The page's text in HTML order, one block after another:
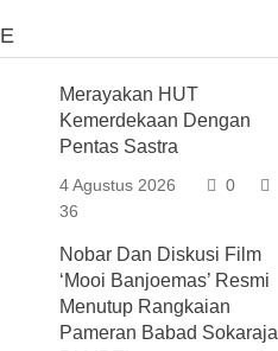
Merayakan HUT
Kemerdekaan Dengan
Pentas Sastra
4 Agustus 2026
0
36
Nobar Dan Diskusi Film
‘Mooi Banjoemas’ Resmi
Menutup Rangkaian
Pameran Babad Sokaraja